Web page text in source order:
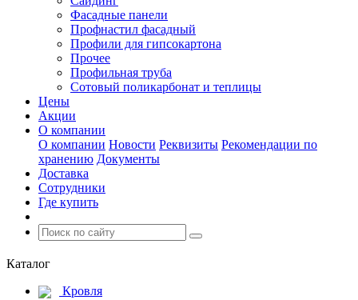
Фасадные панели
Профнастил фасадный
Профили для гипсокартона
Прочее
Профильная труба
Сотовый поликарбонат и теплицы
Цены
Акции
О компании
О компании Новости Реквизиты Рекомендации по
хранению Документы
Доставка
Сотрудники
Где купить
Каталог
Кровля